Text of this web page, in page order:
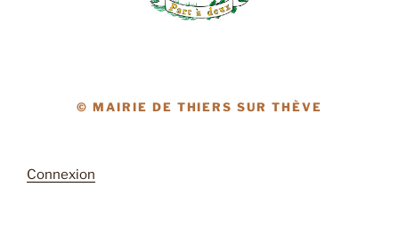
© MAIRIE DE THIERS SUR THÈVE
Connexion